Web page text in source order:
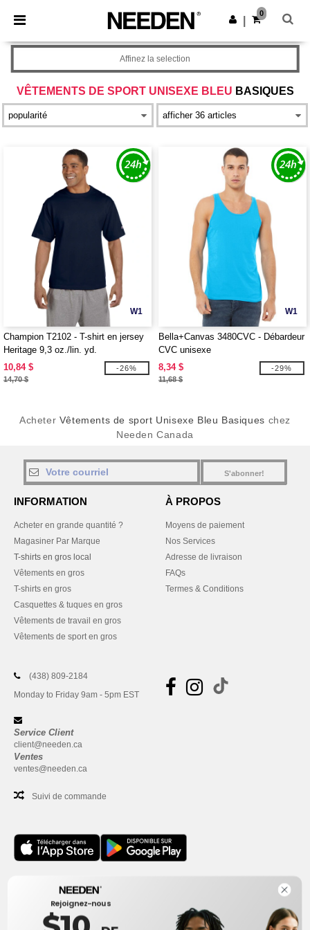
× Appli Needen
Meilleurs prix sur l’app !
Obtenir l'appli
0
VÊTEMENTS DE SPORT UNISEXE BLEU BASIQUES
Affinez la selection
W1
Champion T2102 - T-shirt en jersey
Heritage 9,3 oz./lin. yd.
10,84 $
14,70 $
-26%
W1
Bella+Canvas 3480CVC - Débardeur
CVC unisexe
8,34 $
11,68 $
-29%
Acheter Vêtements de sport Unisexe Bleu Basiques chez
Needen Canada
S'abonner!
INFORMATION
Acheter en grande quantité ?
Magasiner Par Marque
T-shirts en gros local
Vêtements en gros
T-shirts en gros
Casquettes & tuques en gros
Vêtements de travail en gros
Vêtements de sport en gros
À PROPOS
Moyens de paiement
Nos Services
Adresse de livraison
FAQs
Termes & Conditions
(438) 809-2184
Monday to Friday 9am - 5pm EST
Service Client
client@needen.ca
Ventes
ventes@needen.ca
Suivi de commande
Bureau
One Dundas Street West Suite 2500
Toronto, Ontario, M5G 1Z3
Rejoignez-nous